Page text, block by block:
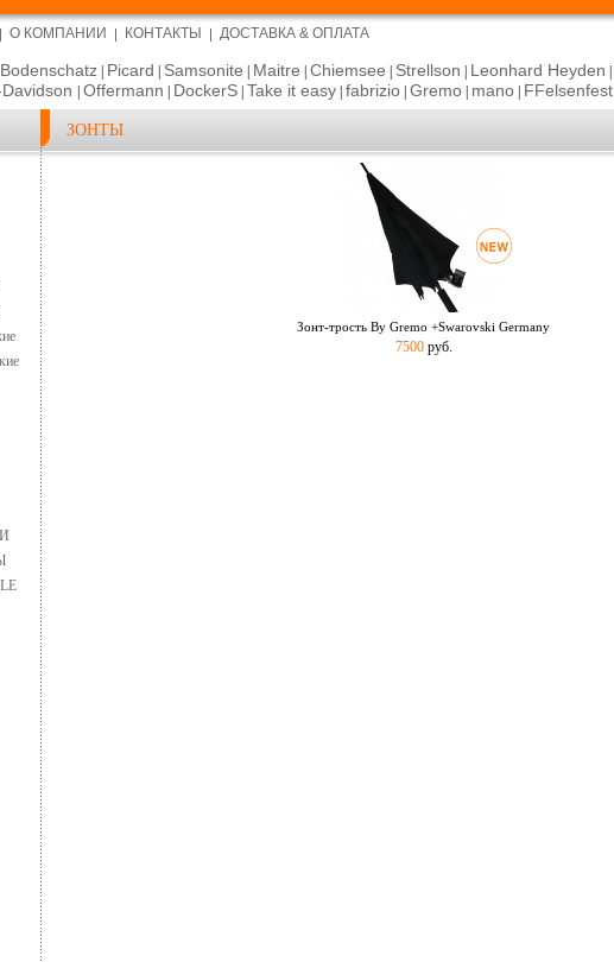
ЗОНТЫ
О КОМПАНИИ КОНТАКТЫ ДОСТАВКА & ОПЛАТА
Bodenschatz Picard Samsonite Maitre Chiemsee Strellson Leonhard Heyden
Offermann DockerS Take it easy fabrizio Gremo mano FFelsenfest
Зонт-трость By Gremo +Swarovski Germany
7500руб.